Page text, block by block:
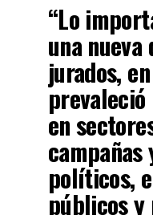
“Lo
una
jurados,
en
políticos,
públicos y